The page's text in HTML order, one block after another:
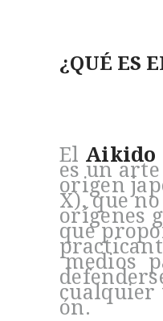
¿QUÉ ES
El Aikido
es un
origen
X), que
orígenes
que
medios
cualquier
ón.